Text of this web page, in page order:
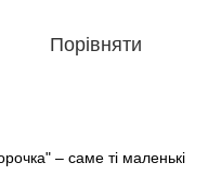
Порівняти
– саме ті маленькі